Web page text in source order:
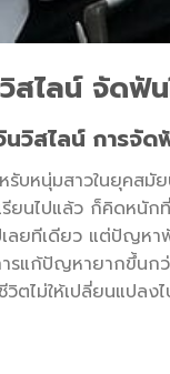
สไลน์ จัดฟั
นวิสไลน์ การจั
รับหนุ่มสาวในยุคส
ยนไปแล้ว ก็คิดหนัก
ลยทีเดียว แต่ปัญห
รแก้ปัญหายากขึ้นก
ไม่ให้เปลี่ยนแปลงไ